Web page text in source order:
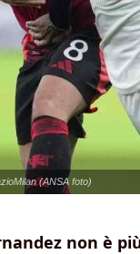
(ANSA foto)
non è